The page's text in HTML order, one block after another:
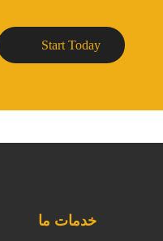
Start Today
خدمات ما